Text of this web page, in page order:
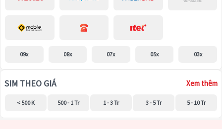
09x 08x 07x 05x 03x
SIM THEO GIÁ Xem thêm
< 500 K 500 - 1 Tr 1 - 3 Tr 3 - 5 Tr 5 - 10 Tr